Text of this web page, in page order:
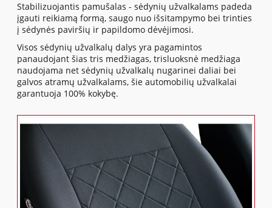
Stabilizuojantis pamušalas - sėdynių užvalkalams padeda
įgauti reikiamą formą, saugo nuo išsitampymo bei trinties
į sėdynės paviršių ir papildomo dėvėjimosi.
Visos sėdynių užvalkalų dalys yra pagamintos
panaudojant šias tris medžiagas, trisluoksnė medžiaga
naudojama net sėdynių užvalkalų nugarinei daliai bei
galvos atramų užvalkalams, šie automobilių užvalkalai
garantuoja 100% kokybę.